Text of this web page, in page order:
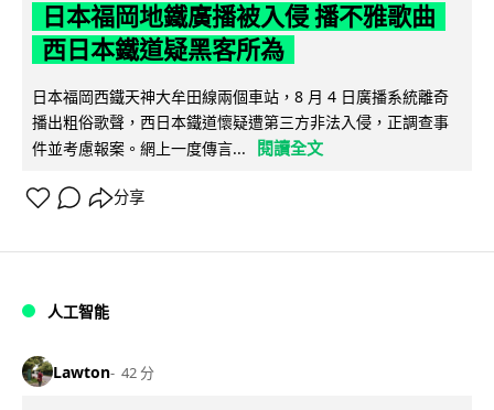
日本福岡地鐵廣播被入侵 播不雅歌曲
西日本鐵道疑黑客所為
日本福岡西鐵天神大牟田線兩個車站，8 月 4 日廣播系統離奇
播出粗俗歌聲，西日本鐵道懷疑遭第三方非法入侵，正調查事
件並考慮報案。網上一度傳言...
閱讀全文
分享
人工智能
Lawton 42 分